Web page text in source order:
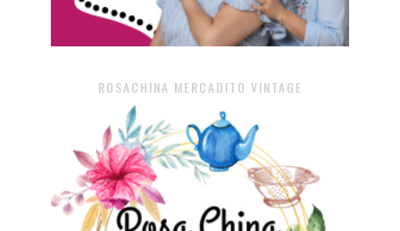
ROSACHINA MERCADITO VINTAGE